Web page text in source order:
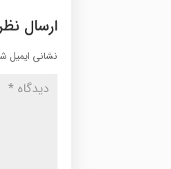
ارسال نظر
نشانی ایمیل